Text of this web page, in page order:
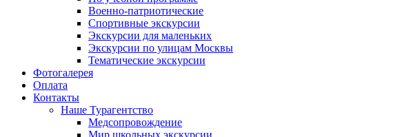
Военно-патриотические
Спортивные экскурсии
Экскурсии для маленьких
Экскурсии по улицам Москвы
Тематические экскурсии
Фотогалерея
Оплата
Контакты
Наше Турагентство
Медсопровождение
Мир школьных экскурсии